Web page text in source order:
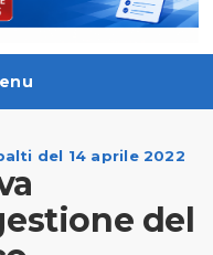
del 14 aprile 2022
del